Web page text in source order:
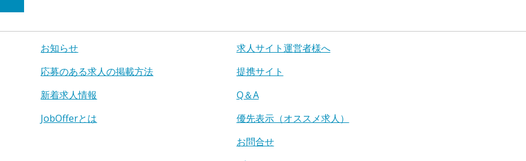
お知らせ
応募のある求人の掲載方法
新着求人情報
JobOfferとは
求人サイト運営者様へ
提携サイト
Q＆A
優先表示（オススメ求人）
お問合せ